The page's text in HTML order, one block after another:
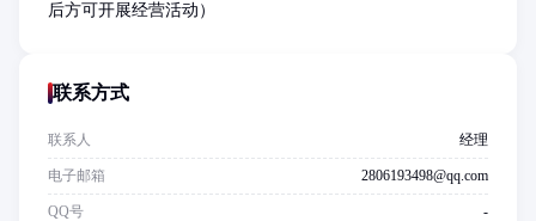
后方可开展经营活动）
联系方式
联系人 经理
电子邮箱 2806193498@qq.com
QQ号 -